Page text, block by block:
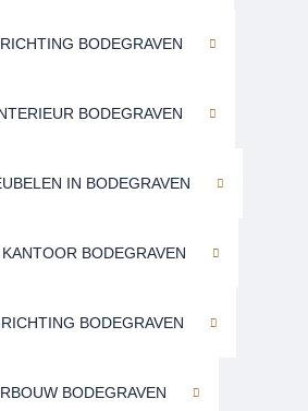
BODEGRAVEN
BODEGRAVEN
IN BODEGRAVEN
BODEGRAVEN
BODEGRAVEN
BODEGRAVEN